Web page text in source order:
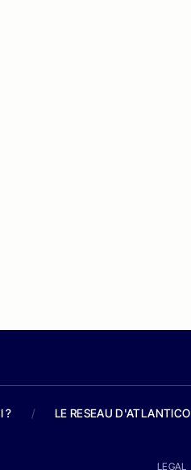
? / LE RESEAU D'ATLANTICO
LEGAL